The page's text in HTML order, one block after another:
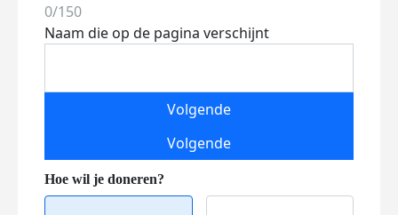
0/150
Naam die op de pagina verschijnt
Volgende
Volgende